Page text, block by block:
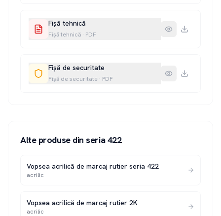
Fișă tehnică
Fișă tehnică · PDF
Fișă de securitate
Fișă de securitate · PDF
Alte produse din seria 422
Vopsea acrilică de marcaj rutier seria 422
acrilic
Vopsea acrilică de marcaj rutier 2K
acrilic